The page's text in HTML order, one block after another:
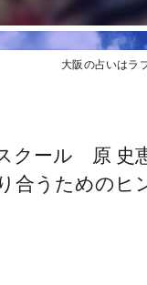
大阪の占いはラ
クール 原 史
合うためのヒ